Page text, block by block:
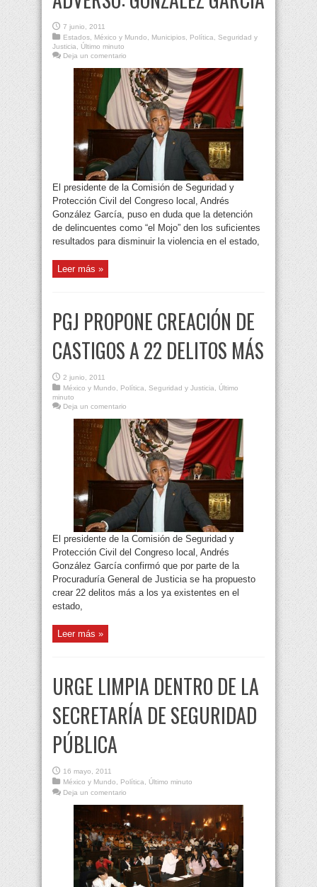
7 junio, 2011
Estados
México y Mundo Municipios Política
Seguridad y
Justicia
Último minuto
Deja un comentario
El presidente de la Comisión de Seguridad y
Protección Civil del Congreso local, Andrés
González García, puso en duda que la detención
de delincuentes como “el Mojo” den los suficientes
resultados para disminuir la violencia en el estado,
Leer más »
PGJ PROPONE CREACIÓN DE
CASTIGOS A 22 DELITOS MÁS
2 junio, 2011
México y Mundo, Política, Seguridad y Justicia, Último
minuto
Deja un comentario
El presidente de la Comisión de Seguridad y
Protección Civil del Congreso local, Andrés
González García confirmó que por parte de la
Procuraduría General de Justicia se ha propuesto
crear 22 delitos más a los ya existentes en el
estado,
Leer más »
URGE LIMPIA DENTRO DE LA
SECRETARÍA DE SEGURIDAD
PÚBLICA
16 mayo, 2011
México y Mundo, Política, Último minuto
Deja un comentario